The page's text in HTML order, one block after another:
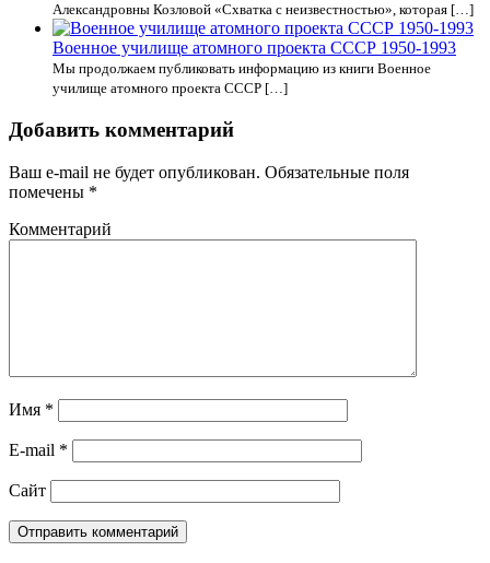
Александровны Козловой «Схватка с неизвестностью», которая […]
Военное училище атомного проекта СССР 1950-1993
Мы продолжаем публиковать информацию из книги Военное
училище атомного проекта СССР […]
Добавить комментарий
Ваш e-mail не будет опубликован. Обязательные поля
помечены *
Комментарий
Имя *
E-mail *
Сайт